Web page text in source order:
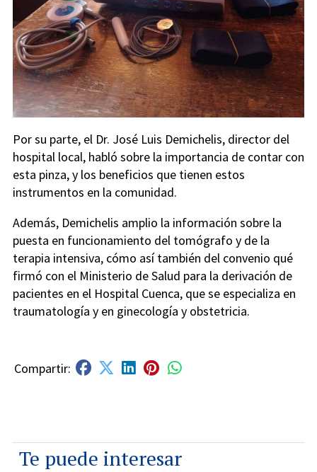
Por su parte, el Dr. José Luis Demichelis, director del
hospital local, habló sobre la importancia de contar con
esta pinza, y los beneficios que tienen estos
instrumentos en la comunidad.
Además, Demichelis amplio la información sobre la
puesta en funcionamiento del tomógrafo y de la
terapia intensiva, cómo así también del convenio qué
firmó con el Ministerio de Salud para la derivación de
pacientes en el Hospital Cuenca, que se especializa en
traumatología y en ginecología y obstetricia.
Te puede interesar